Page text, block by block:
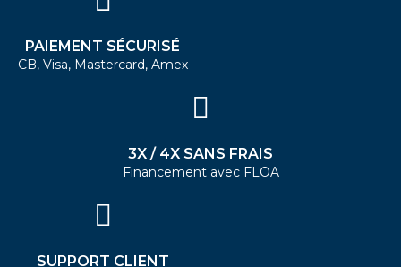
PAIEMENT SÉCURISÉ
CB, Visa, Mastercard, Amex
3X / 4X SANS FRAIS
Financement avec FLOA
SUPPORT CLIENT